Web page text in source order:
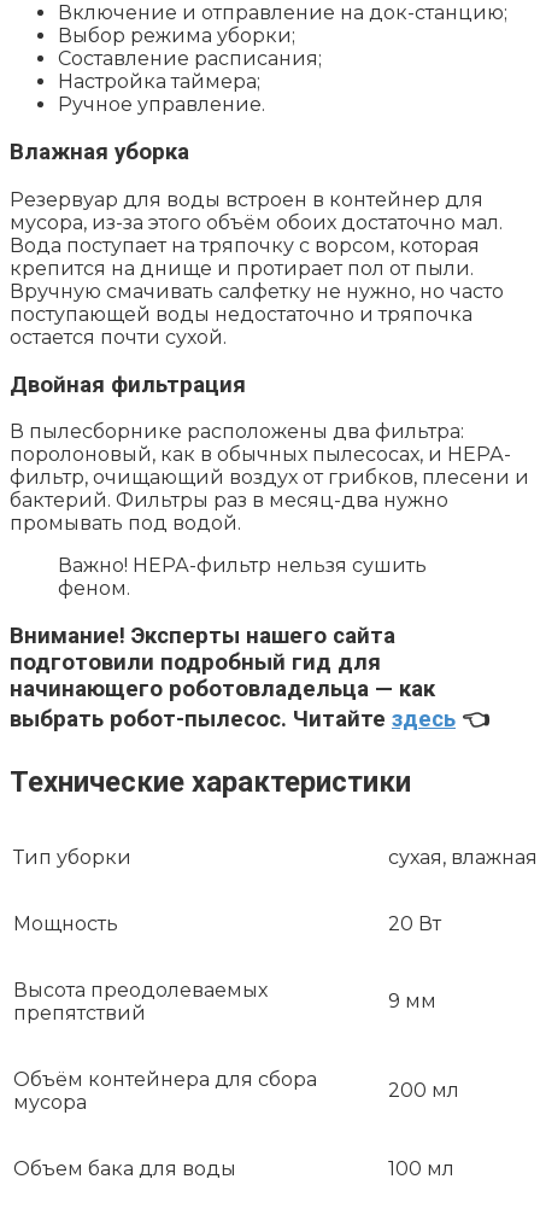
Включение и отправление на док-станцию;
Выбор режима уборки;
Составление расписания;
Настройка таймера;
Ручное управление.
Влажная уборка
Резервуар для воды встроен в контейнер для
мусора, из-за этого объём обоих достаточно мал.
Вода поступает на тряпочку с ворсом, которая
крепится на днище и протирает пол от пыли.
Вручную смачивать салфетку не нужно, но часто
поступающей воды недостаточно и тряпочка
остается почти сухой.
Двойная фильтрация
В пылесборнике расположены два фильтра:
поролоновый, как в обычных пылесосах, и НЕРА-
фильтр, очищающий воздух от грибков, плесени и
бактерий. Фильтры раз в месяц-два нужно
промывать под водой.
Важно! НЕРА-фильтр нельзя сушить
феном.
Внимание! Эксперты нашего сайта
подготовили подробный гид для
начинающего роботовладельца — как
выбрать робот-пылесос. Читайте здесь 👈
Технические характеристики
Тип уборки сухая, влажная
Мощность 20 Вт
Высота преодолеваемых
препятствий
9 мм
Объём контейнера для сбора
мусора
200 мл
Объем бака для воды 100 мл